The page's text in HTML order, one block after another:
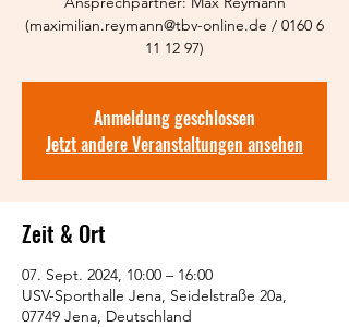
(maximilian.reymann@tbv-online.de / 0160 6
11 12 97)
Anmeldung geschlossen
Jetzt andere Veranstaltungen ansehen
Zeit & Ort
07. Sept. 2024, 10:00 – 16:00
USV-Sporthalle Jena, Seidelstraße 20a,
07749 Jena, Deutschland